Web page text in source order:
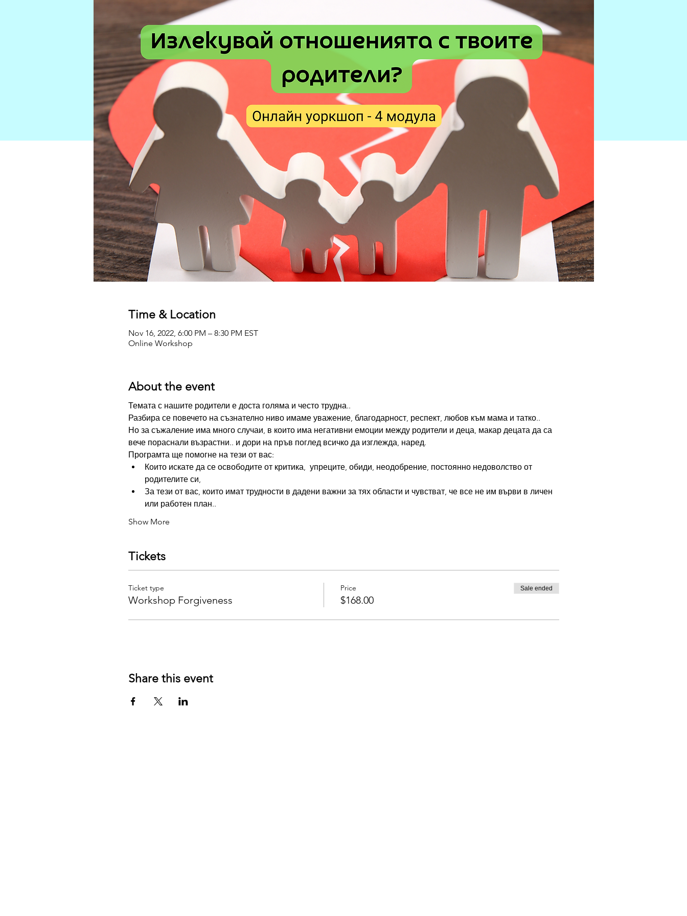
Time & Location
Nov 16, 2022, 6:00 PM – 8:30 PM EST
Online Workshop
About the event
Темата с нашите родители е доста голяма и често трудна..
Разбира се повечето на съзнателно ниво имаме уважение, благодарност, респект, любов към мама и татко..
Но за съжаление има много случаи, в които има негативни емоции между родители и деца, макар децата да са
вече пораснали възрастни.. и дори на пръв поглед всичко да изглежда, наред.
Програмта ще помогне на тези от вас:
Които искате да се освободите от критика,  упреците, обиди, неодобрение, постоянно недоволство от
родителите си,
За тези от вас, които имат трудности в дадени важни за тях области и чувстват, че все не им върви в личен
или работен план..
Show More
Tickets
Ticket type
Workshop Forgiveness
Price
$168.00
Sale ended
Share this event